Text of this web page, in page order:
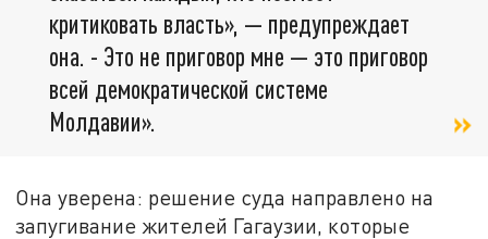
критиковать власть», — предупреждает
она. - Это не приговор мне — это приговор
всей демократической системе
Молдавии».
Она уверена: решение суда направлено на
запугивание жителей Гагаузии, которые